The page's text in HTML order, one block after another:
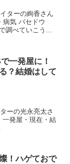
ターの絢香さん
気 バセドウ
調べていこうと
一発屋に！
？結婚はして
ーの光永亮太さ
一発屋・現在・結
！ハゲておで